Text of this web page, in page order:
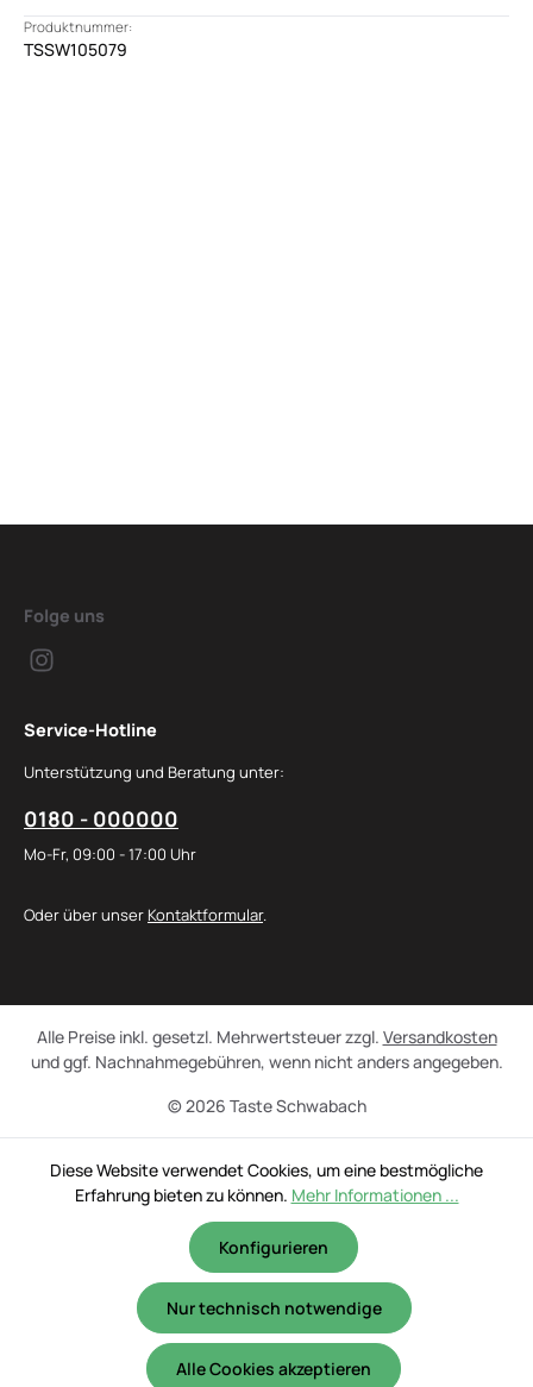
Produktnummer:
TSSW105079
Folge uns
Service-Hotline
Unterstützung und Beratung unter:
0180 - 000000
Mo-Fr, 09:00 - 17:00 Uhr
Oder über unser Kontaktformular.
© 2026 Taste Schwabach
Alle Preise inkl. gesetzl. Mehrwertsteuer zzgl. Versandkosten
und ggf. Nachnahmegebühren, wenn nicht anders angegeben.
Diese Website verwendet Cookies, um eine bestmögliche
Erfahrung bieten zu können. Mehr Informationen ...
Nur technisch notwendige
Konfigurieren
Alle Cookies akzeptieren